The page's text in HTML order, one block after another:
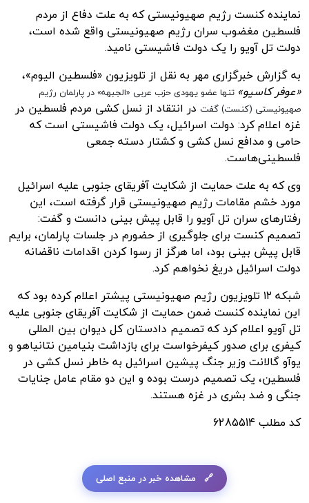
نماینده کنست رژیم صهیونیستی که به علت دفاع از مردم
فلسطین مغضوب سران رژیم صهیونیستی واقع شده است،
دولت تل آویو را یک دولت فاشیستی نامید.
به گزارش خبرگزاری مهر به نقل از تلویزیون «فلسطین الیوم»،
«عوفرکاسیو» تنها عضو یهودی حزب عربی «الجبهه» در پارلمان رژیم
صهیونیستی (کنست) گفت در انتقاد از نسل کشی مردم فلسطین در
غزه اعلام کرد: دولت اسرائیل، یک دولت فاشیستی است که
حامی و مدافع نسل کشی و کشتار دسته جمعی
فلسطینی‌هاست.
وی که به علت حمایت از شکایت آفریقای جنوبی علیه اسرائیل
مورد خشم مقامات رژیم صهیونیستی قرار گرفته است، این
رفتارهای سران تلآویورا قابل پیش بینی دانست و گفت:
تصمیمکنست برای جلوگیری از حضورم در جلسات پارلمان، برایم
قابل پیش بینی بود، اما هرگز از رسوا کردن اقدامات ناقضانه
دولت اسرائیل دریغ نخواهم کرد.
شبکه ۱۲ تلویزیون رژیم صهیونیستی
پیشتر اعلام کرده بود که
این نمایندهکنست ضمن حمایت از شکایت آفریقای جنوبی علیه
تلآویو اعلام کرد که تصمیم دادستان کل دیوان بین المللی
کیفری برای صدور کیفرخواست برای بازداشت بنیامین نتانیاهو و
یوآوگالانت وزیر جنگ پیشین اسرائیل به خاطر نسل کشی در
فلسطین، یک تصمیم درست بوده و این دو مقام عامل جنایات
جنگی و ضد بشری در غزه هستند.
کد مطلب6285514
مشاهده خبر در منبع اصلی